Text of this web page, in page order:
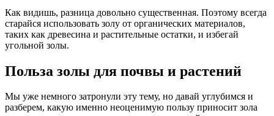
Как видишь, разница довольно существенная. Поэтому всегда
старайся использовать золу от органических материалов,
таких как древесина и растительные остатки, и избегай
угольной золы.
Польза золы для почвы и растений
Мы уже немного затронули эту тему, но давай углубимся и
разберем, какую именно неоценимую пользу приносит зола